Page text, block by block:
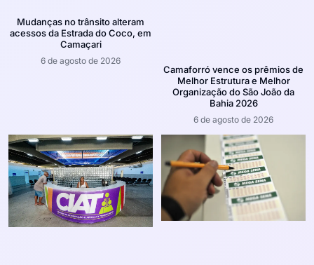
Mudanças no trânsito alteram
acessos da Estrada do Coco, em
Camaçari
6 de agosto de 2026
Camaforró vence os prêmios de
Melhor Estrutura e Melhor
Organização do São João da
Bahia 2026
6 de agosto de 2026